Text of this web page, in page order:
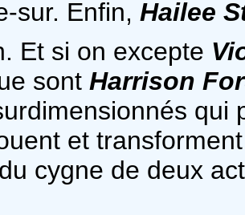
sur. Enfin, Hailee
Et si on excepte
sont Harrison
qui
et
cygne de deux